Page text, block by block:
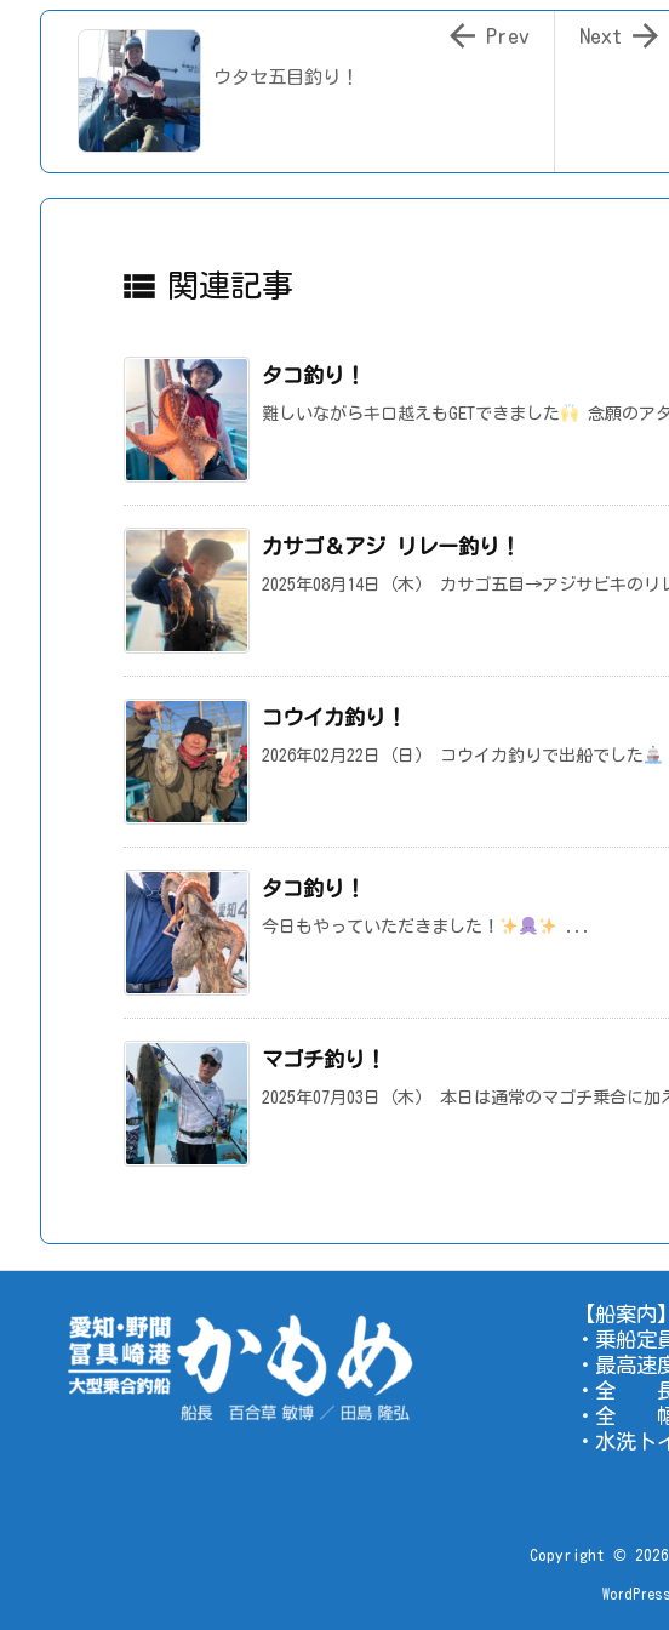

Next
ウタセ五目釣り！
 Prev
 関連記事
タコ釣り！
難しいながらキロ越えもGETできました 念願のア
カサゴ＆アジ リレー釣り！
2025年08月14日（木） カサゴ五目→アジサビキの
コウイカ釣り！
2026年02月22日（日） コウイカ釣りで出船でした
タコ釣り！
今日もやっていただきました！ ...
マゴチ釣り！
2025年07月03日（木） 本日は通常のマゴチ乗合に
【船案内】
・乗船定
・最高速
・全 長
・全 幅
・水洗ト
Copyright © 2026